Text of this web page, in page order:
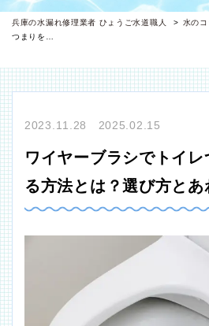
兵庫の水漏れ修理業者 ひょうご水道職人 水のコ
つまりを…
2023.11.28 2025.02.15
ワイヤーブラシでトイ
る方法とは？選び方とあ